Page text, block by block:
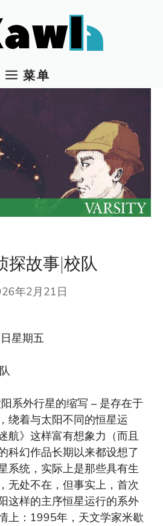
菜单
探故事|校队
年2月21日
星期五
系外行星的缩写 – 是存在于
绕着与太阳不同的恒星运
航》这样富有想象力（而且
科幻作品长期以来都设想了
系统，实际上是那些具有生
无处不在，但事实上，首次
这样的主序恒星运行的系外
上：1995年，天文学家米歇